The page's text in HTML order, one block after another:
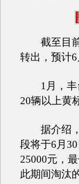
截至目前
转出，预计6
1月，丰台
20辆以上黄
据介绍，
段将于6月
25000元，
此期间淘汰